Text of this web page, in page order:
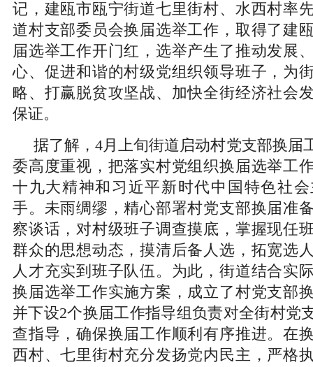
记，建瓯市瓯宁街道七里街村、水西村率
道村支部委员会换届选举工作，取得了建
届选举工作开门红，选举产生了推动发展
心、促进和谐的村级党组织领导班子，为
略、打赢脱贫攻坚战、加快全街经济社会
保证。
据了解，4月上旬街道启动村党支部换届
委高度重视，把落实村党组织换届选举工
十九大精神和习近平新时代中国特色社
手。未雨绸缪，精心部署村党支部换届准
察谈话，对村级班子调查摸底，掌握现任
群众的思想动态，摸清后备人选，拓宽选
人才充实到班子队伍。为此，街道结合实
换届选举工作实施方案，成立了村党支部
并下设2个换届工作指导组负责对全街村党
查指导，确保换届工作顺利有序推进。在
西村、七里街村充分发扬党内民主，严格